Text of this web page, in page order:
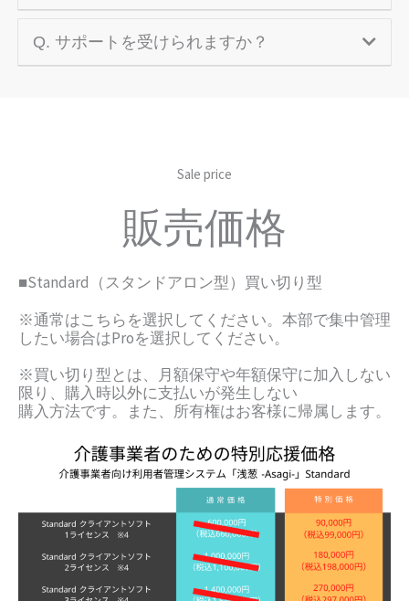
Q. サポートを受けられますか？
Sale price
販売価格
■Standard（スタンドアロン型）買い切り型
※通常はこちらを選択してください。本部で集中管理
したい場合はProを選択してください。
※買い切り型とは、月額保守や年額保守に加入しない
限り、購入時以外に支払いが発生しない
購入方法です。また、所有権はお客様に帰属します。